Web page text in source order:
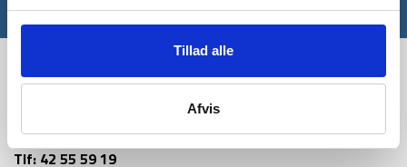
Tillad alle
Afvis
*Gælder ikke allerede nedsatte varer
Tlf: 42 55 59 19